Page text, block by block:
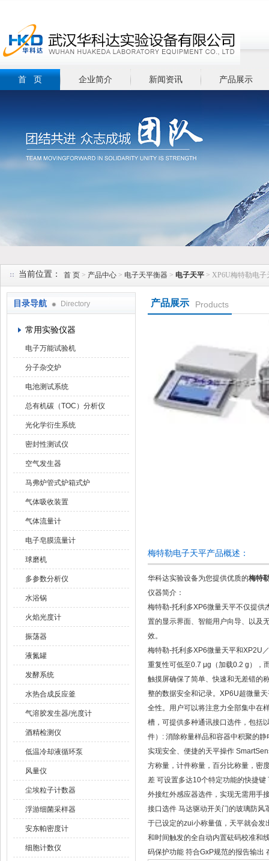
首 页 企业简介 新闻资讯 产品展示
当前位置： 首 页 > 产品中心 > 电子天平衡器 > 电子天平 > XP6U梅特勒电子
目录导航 Directory
常用实验仪器
电子万能试验机
分子杂交炉
电池测试系统
总有机碳（TOC）分析仪
光化学衍生系统
密封性测试仪
空气发生器
马弗炉管式炉箱式炉
气体吸收装置
气体流量计
电子皂膜流量计
球磨机
多参数分析仪
水浴锅
火焰光度计
振荡器
液氮罐
发酵系统
水热合成反应釜
气溶胶发生器/光度计
酒精检测仪
低温冷却液循环泵
风量仪
尘埃粒子计数器
浮游细菌采样器
安东帕密度计
细胞计数仪
产品展示 Products
梅特勒电子天平产品概述：
华科达实验设备为您提供优质的梅特
仪器简介：
梅特勒-托利多XP6微量天平不仅提供
置的显示界面、智能用户向导、以及
效。
梅特勒-托利多XP6微量天平和XP2U
重复性可低至0.7 μg（加载0.2 g），
触摸屏确保了简单、快速和无差错的
整的数据安全和记录。XP6U超微量
全性。用户可以将注意力全部集中在
槽，可提供多种通讯接口选件，包括
件）: 消除称量样品和容器中积聚的
实现安全、便捷的天平操作
方称量，计件称量，百分比称量，密
差 可设置多达10个特定功能的快捷
外接红外感应器选件，实现无需用手
接口选件 马达驱动开关门的玻璃防
于已设定的zui小称量值，天平就会发
和时间触发的全自动内置砝码校准和
码保护功能 符合GxP规范的报告输出